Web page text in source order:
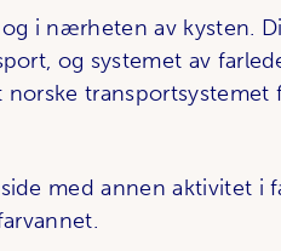
i nærheten av kysten.
og systemet av
transportsystemet
med annen aktivitet i